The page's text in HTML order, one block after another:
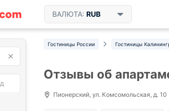
ВАЛЮТА: RUB
Гостиницы России Гостиницы
Отзывы об
Пионерский, ул. Комсомольская, д. 10